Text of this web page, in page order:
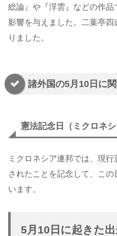
総論』や『浮雲』などの作
影響を与えました。二葉亭
りました。
諸外国の5月10日に
憲法記念日（ミクロネシ
ミクロネシア連邦では、現
されたことを記念して、こ
います。
5月10日に起きた